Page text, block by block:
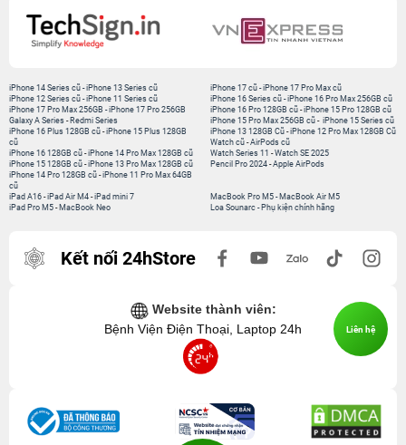
iPhone 14 Series cũ -iPhone 13 Series cũ
iPhone 12 Series cũ -iPhone 11 Series cũ
iPhone 17 Pro Max 256GB -iPhone 17 Pro 256GB
Galaxy A Series - Redmi Series
iPhone 17 cũ-iPhone 17 Pro Max cũ
iPhone 16 Series cũ- iPhone 16 Pro Max 256GB cũ
iPhone 16 Pro 128GB cũ-iPhone 15 Pro 128GB cũ
iPhone 15 Pro Max 256GB cũ- iPhone 15 Series cũ
iPhone 16 Plus 128GB cũ -iPhone 15 Plus 128GB
cũ
iPhone 16 128GB cũ -iPhone 14 Pro Max 128GB cũ
iPhone 15 128GB cũ -iPhone 13 Pro Max 128GB cũ
iPhone 14 Pro 128GB cũ -iPhone 11 Pro Max 64GB
cũ
iPhone 13 128GB Cũ-iPhone 12 Pro Max 128GB Cũ
Watch cũ-AirPods cũ
Watch Series 11 -Watch SE 2025
Pencil Pro 2024-Apple AirPods
iPad A16 -iPad Air M4 -iPad mini 7
iPad Pro M5 - MacBook Neo
MacBook Pro M5- MacBook Air M5
Loa Sounarc- Phụ kiện chính hãng
Kết nối 24hStore
Website thành viên:
Bệnh Viện Điện Thoại, Laptop 24h
Liên hệ